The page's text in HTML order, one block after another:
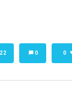
22 0 0